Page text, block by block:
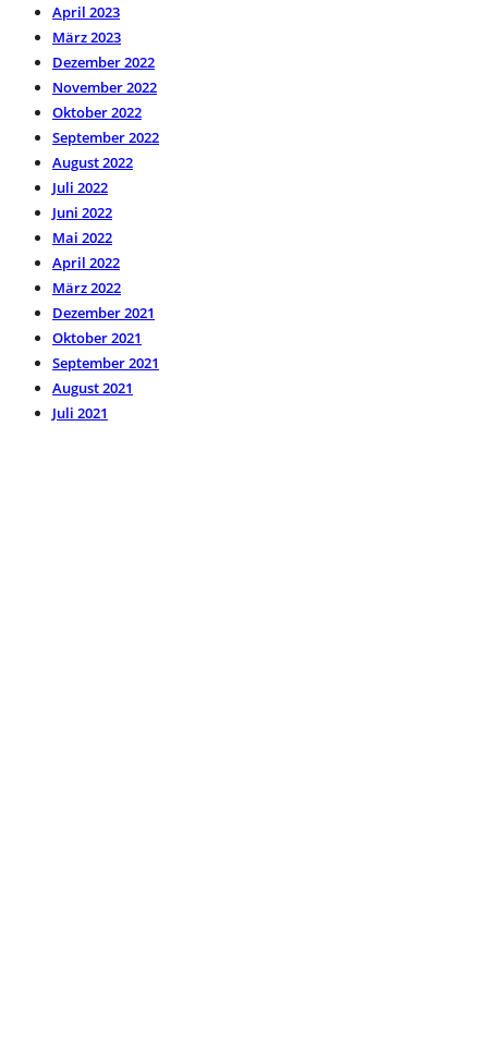
April 2023
März 2023
Dezember 2022
November 2022
Oktober 2022
September 2022
August 2022
Juli 2022
Juni 2022
Mai 2022
April 2022
März 2022
Dezember 2021
Oktober 2021
September 2021
August 2021
Juli 2021